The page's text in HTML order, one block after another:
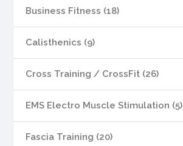
Business Fitness (18)
Calisthenics (9)
Cross Training / CrossFit (26)
EMS Electro Muscle Stimulation (5)
Fascia Training (20)